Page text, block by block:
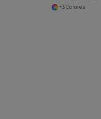
+3 Colores